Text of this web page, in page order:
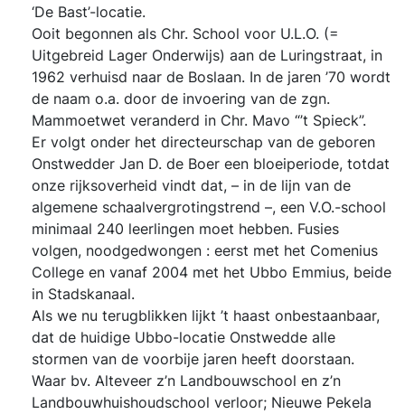
‘De Bast’-locatie.
Ooit begonnen als Chr. School voor U.L.O. (=
Uitgebreid Lager Onderwijs) aan de Luringstraat, in
1962 verhuisd naar de Boslaan. In de jaren ’70 wordt
de naam o.a. door de invoering van de zgn.
Mammoetwet veranderd in Chr. Mavo “’t Spieck”.
Er volgt onder het directeurschap van de geboren
Onstwedder Jan D. de Boer een bloeiperiode, totdat
onze rijksoverheid vindt dat, – in de lijn van de
algemene schaalvergrotingstrend –, een V.O.-school
minimaal 240 leerlingen moet hebben. Fusies
volgen, noodgedwongen : eerst met het Comenius
College en vanaf 2004 met het Ubbo Emmius, beide
in Stadskanaal.
Als we nu terugblikken lijkt ’t haast onbestaanbaar,
dat de huidige Ubbo-locatie Onstwedde alle
stormen van de voorbije jaren heeft doorstaan.
Waar bv. Alteveer z’n Landbouwschool en z’n
Landbouwhuishoudschool verloor; Nieuwe Pekela